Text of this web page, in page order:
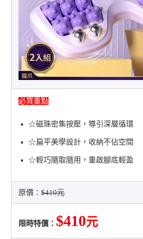
必買重點
☆磁珠密集按壓，導引深層循環
☆扁平美學設計，收納不佔空間
☆輕巧隨取隨用，重啟腳底輕盈
原價：$410元
限時特價： $410元